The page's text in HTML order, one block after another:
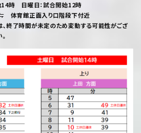
日曜日：試合開始12時
育館正面入り口階段下付近
終了時間が未定のため変動する可能性がござ